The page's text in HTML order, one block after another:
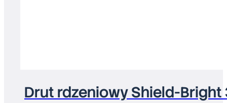
Drut rdzeniowy Shield-Bright